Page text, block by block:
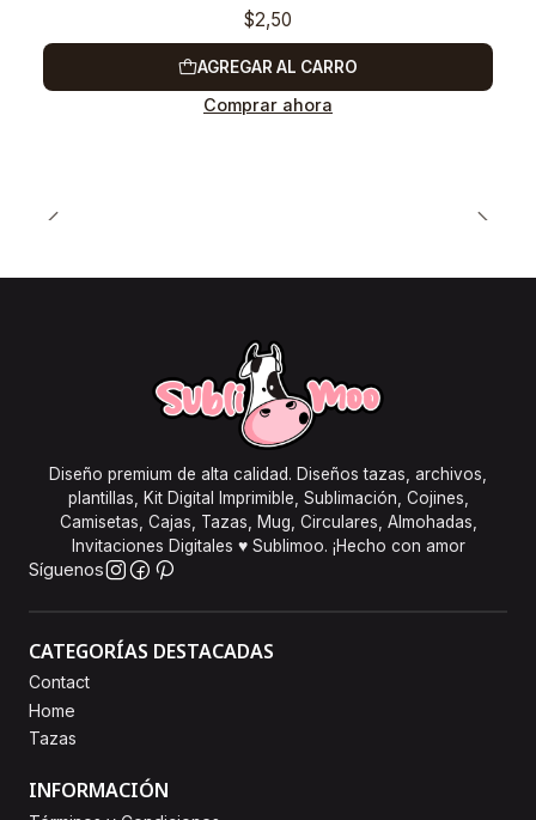
$2,50
AGREGAR AL CARRO
Comprar ahora
Diseño premium de alta calidad. Diseños tazas, archivos,
plantillas, Kit Digital Imprimible, Sublimación, Cojines,
Camisetas, Cajas, Tazas, Mug, Circulares, Almohadas,
Invitaciones Digitales ♥ Sublimoo. ¡Hecho con amor
Síguenos
CATEGORÍAS DESTACADAS
Contact
Home
Tazas
INFORMACIÓN